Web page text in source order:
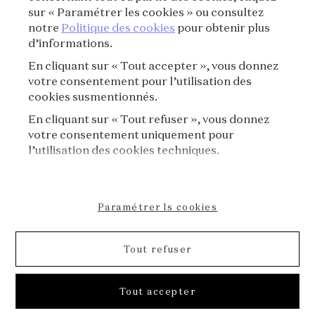
CRÉDITS
CONTACT
FAQ
RÈGLEMENT DE VISITE
FORMULAIRE D'ANNULATION
sur « Paramétrer les cookies » ou consultez
notre Politique des cookies pour obtenir plus
d’informations.
En cliquant sur « Tout accepter », vous donnez
votre consentement pour l’utilisation des
cookies susmentionnés.
En cliquant sur « Tout refuser », vous donnez
votre consentement uniquement pour
l’utilisation des cookies techniques.
Paramétrer ls cookies
Tout refuser
Tout accepter